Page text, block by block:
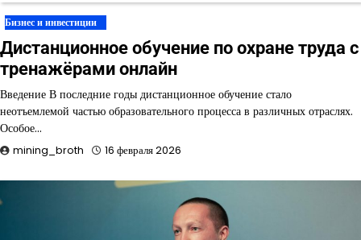
Бизнес и инвестиции
Дистанционное обучение по охране труда с
тренажёрами онлайн
Введение В последние годы дистанционное обучение стало
неотъемлемой частью образовательного процесса в различных отраслях.
Особое…
mining_broth 16 февраля 2026